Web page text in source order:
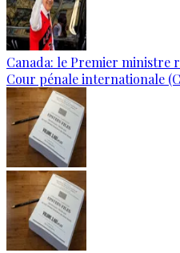
Canada: le Premier ministre
Cour pénale internationale